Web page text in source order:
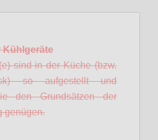
Kühlgeräte
sind in der Küche (bzw.
so aufgestellt und
den Grundsätzen der
genügen.